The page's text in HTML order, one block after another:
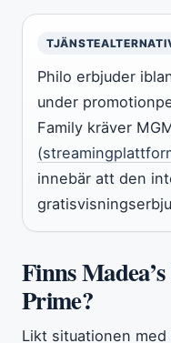
Philo erbjuder
under
Family kräver
innebär att den
Finns
Prime?
Likt situationen med